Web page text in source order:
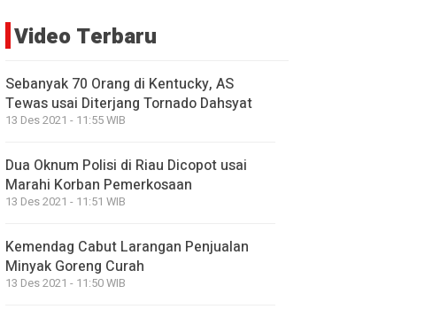
Video Terbaru
Sebanyak 70 Orang di Kentucky, AS
Tewas usai Diterjang Tornado Dahsyat
13 Des 2021 - 11:55 WIB
Dua Oknum Polisi di Riau Dicopot usai
Marahi Korban Pemerkosaan
13 Des 2021 - 11:51 WIB
Kemendag Cabut Larangan Penjualan
Minyak Goreng Curah
13 Des 2021 - 11:50 WIB